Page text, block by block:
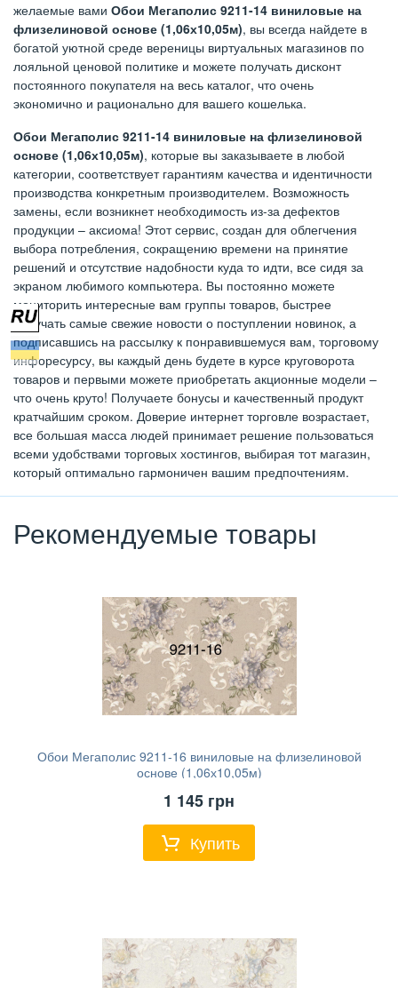
желаемые вами Обои Мегаполис 9211-14 виниловые на
флизелиновой основе (1,06х10,05м), вы всегда найдете в
богатой уютной среде вереницы виртуальных магазинов по
лояльной ценовой политике и можете получать дисконт
постоянного покупателя на весь каталог, что очень
экономично и рационально для вашего кошелька.
Обои Мегаполис 9211-14 виниловые на флизелиновой
основе (1,06х10,05м), которые вы заказываете в любой
категории, соответствует гарантиям качества и идентичности
производства конкретным производителем. Возможность
замены, если возникнет необходимость из-за дефектов
продукции – аксиома! Этот сервис, создан для облегчения
выбора потребления, сокращению времени на принятие
решений и отсутствие надобности куда то идти, все сидя за
экраном любимого компьютера. Вы постоянно можете
мониторить интересные вам группы товаров, быстрее
получать самые свежие новости о поступлении новинок, а
подписавшись на рассылку к понравившемуся вам, торговому
инфоресурсу, вы каждый день будете в курсе круговорота
товаров и первыми можете приобретать акционные модели –
что очень круто! Получаете бонусы и качественный продукт
кратчайшим сроком. Доверие интернет торговле возрастает,
все большая масса людей принимает решение пользоваться
всеми удобствами торговых хостингов, выбирая тот магазин,
который оптимально гармоничен вашим предпочтениям.
Рекомендуемые товары
Обои Мегаполис 9211-16 виниловые на флизелиновой
основе (1,06х10,05м)
1 145 грн
Купить